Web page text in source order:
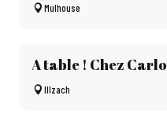
Mulhouse
A table ! Chez Carlo
Illzach